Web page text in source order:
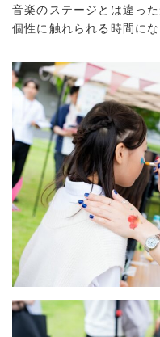
音楽のステージとは違っ
個性に触れられる時間にな